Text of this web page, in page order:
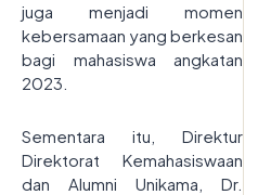
juga menjadi momen
kebersamaan yang berkesan
bagi mahasiswa angkatan
2023.
Sementara itu, Direktur
Direktorat Kemahasiswaan
dan Alumni Unikama, Dr.